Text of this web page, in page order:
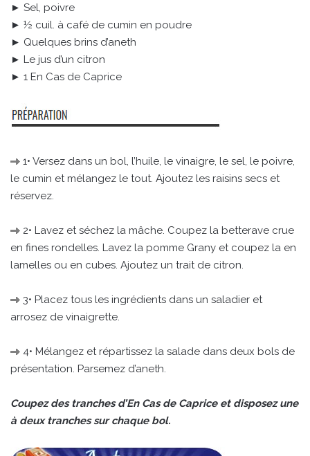
► Sel, poivre
► ½ cuil. à café de cumin en poudre
► Quelques brins d’aneth
► Le jus d’un citron
► 1 En Cas de Caprice
1• Versez dans un bol, l’huile, le vinaigre, le sel, le poivre,
le cumin et mélangez le tout. Ajoutez les raisins secs et
réservez.
2• Lavez et séchez la mâche. Coupez la betterave crue
en fines rondelles. Lavez la pomme Grany et coupez la en
lamelles ou en cubes. Ajoutez un trait de citron.
3• Placez tous les ingrédients dans un saladier et
arrosez de vinaigrette.
4• Mélangez et répartissez la salade dans deux bols de
présentation. Parsemez d’aneth.
Coupez des tranches d’En Cas de Caprice et disposez une
à deux tranches sur chaque bol.